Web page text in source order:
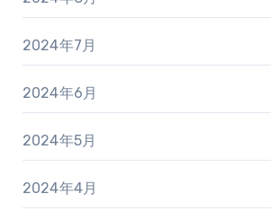
2024年7月
2024年6月
2024年5月
2024年4月